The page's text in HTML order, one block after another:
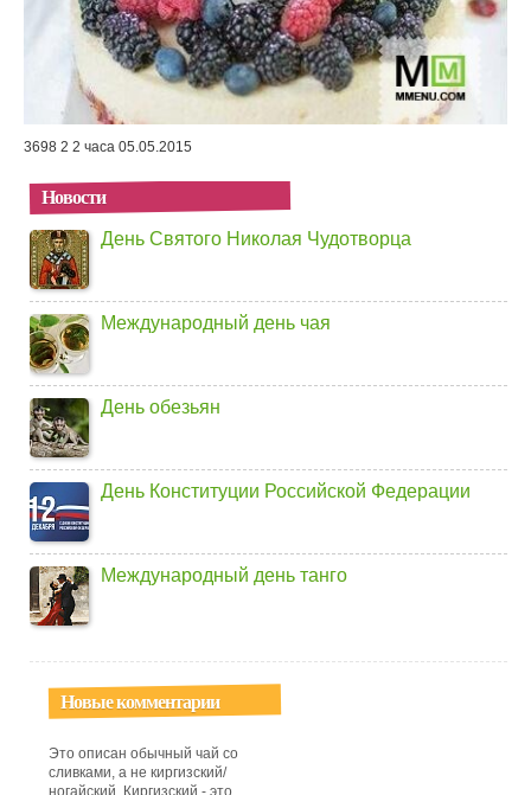
3698 2 2 часа 05.05.2015
Новости
День Святого Николая Чудотворца
Международный день чая
День обезьян
День Конституции Российской Федерации
Международный день танго
Новые комментарии
Это описан обычный чай со
сливками, а не киргизский/
ногайский. Киргизский - это